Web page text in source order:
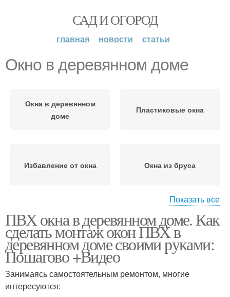
САД И ОГОРОД
главная новости статьи
Окно в деревянном доме
Окна в деревянном
доме
Пластиковые окна
Избавление от окна Окна из бруса
Окна в деревянные
стены
Руки в деревянный дом
Окна в частном доме
Показать все
ПВХ окна в деревянном доме. Как
сделать монтаж окон ПВХ в
деревянном доме своими руками:
Пошагово +Видео
Занимаясь самостоятельным ремонтом, многие
интересуются: